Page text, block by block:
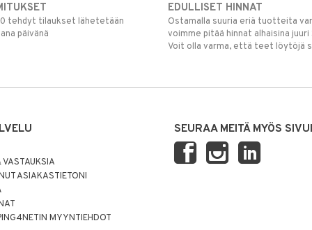
tehdyt tilaukset lähetetään
päivänä
EDULLISET HINNAT
Ostamalla suuria eriä tuotteita
voimme pitää hinnat alhaisina
Voit olla varma, että teet löytöjä
ASIAKASTIETONI
MYYNTIEHDOT
SEURAA MEITÄ MYÖS